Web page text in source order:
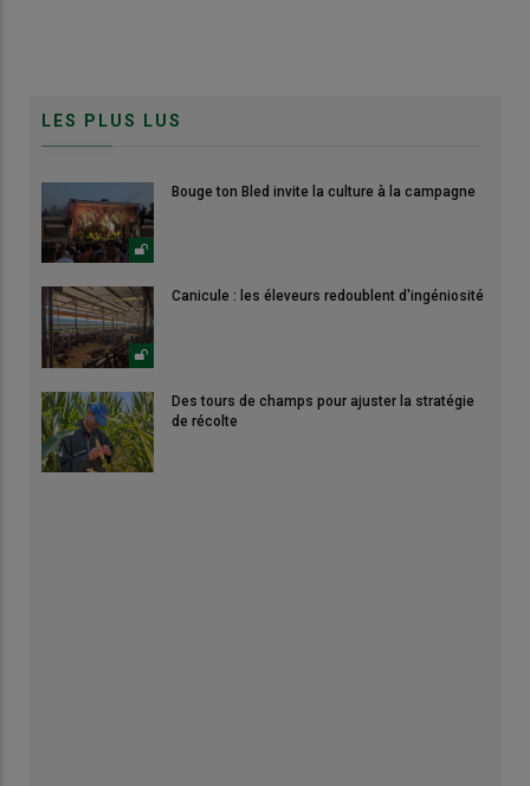
LES PLUS LUS
Bouge ton Bled invite la culture à la campagne
Canicule : les éleveurs redoublent d'ingéniosité
Des tours de champs pour ajuster la stratégie
de récolte